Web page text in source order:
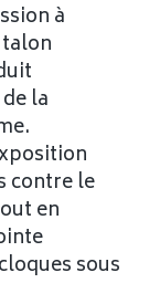
à
la
contre le
en
sous